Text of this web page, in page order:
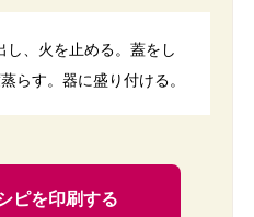
し、火を止める。蓋をし
らす。器に盛り付ける。
ピを印刷する